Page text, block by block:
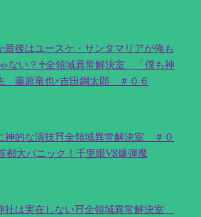
最後はユースケ・サンタマリアが俺も
ない？♰全領域異常解決室 「僕も神
藤原竜也×吉田鋼太郎 ＃０６
神的な演技⛩全領域異常解決室 ＃０
都大パニック！千里眼VS爆弾魔
社は実在しない⛩全領域異常解決室